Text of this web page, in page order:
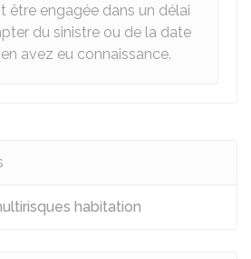
être engagée dans un délai
du sinistre ou de la date
avez eu connaissance.
habitation